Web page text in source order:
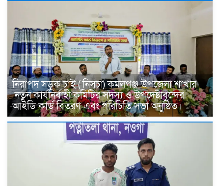
নিরাপদ সড়ক চাই ( নিসচা) কমলগঞ্জ উপজেলা শাখার
নতুন কার্যনির্বাহী কমিটির সদস্য ও উপদেষ্টাবৃন্দের
আইডি কার্ড বিতরণ এবং পরিচিতি সভা অনুষ্ঠিত।